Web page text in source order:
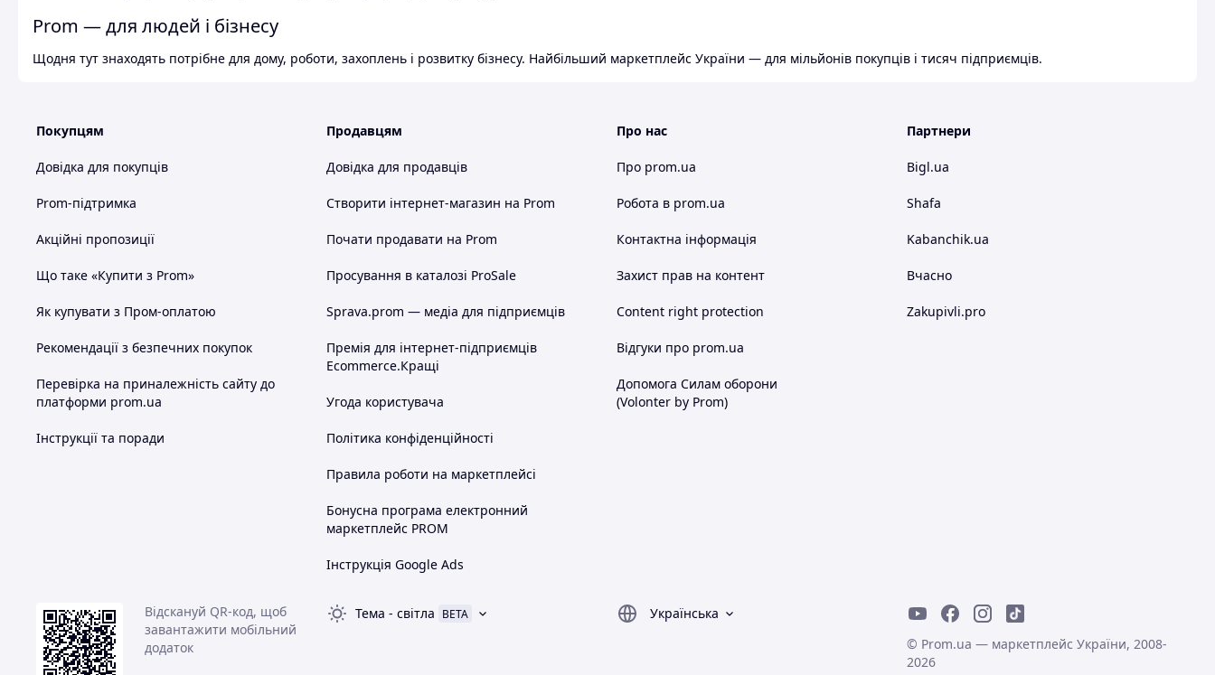
Prom — для людей і бізнесу
Щодня тут знаходять потрібне для дому, роботи, захоплень і розвитку бізнесу. Найбільший маркетплейс України — для мільйонів покупців і тисяч підприємців.
Покупцям
Довідка для покупців
Prom-підтримка
Акційні пропозиції
Що таке «Купити з Prom»
Як купувати з Пром-оплатою
Рекомендації з безпечних покупок
Перевірка на приналежність сайту до
платформи prom.ua
Інструкції та поради
Продавцям
Довідка для продавців
Створити інтернет-магазин на Prom
Почати продавати на Prom
Просування в каталозі ProSale
Sprava.prom — медіа для підприємців
Премія для інтернет-підприємців
Ecommerce.Кращі
Угода користувача
Політика конфіденційності
Правила роботи на маркетплейсі
Бонусна програма електронний
маркетплейс PROM
Інструкція Google Ads
Про нас
Про prom.ua
Робота в prom.ua
Контактна інформація
Захист прав на контент
Content right protection
Відгуки про prom.ua
Допомога Силам оборони
(Volonter by Prom)
Партнери
Bigl.ua
Shafa
Kabanchik.ua
Вчасно
Zakupivli.pro
Відскануй QR-код, щоб
завантажити мобільний
додаток
Тема - світла BETA
Українська
© Prom.ua — маркетплейс України, 2008-
2026